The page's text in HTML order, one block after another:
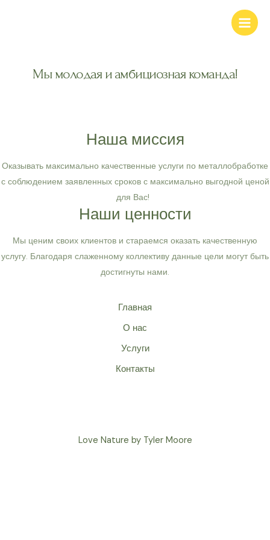
Main
Мы молодая и амбициозная команда!
Наша миссия
Оказывать максимально качественные услуги по металлобработке
с соблюдением заявленных сроков с максимально выгодной ценой
для Вас!
Наши ценности
Мы ценим своих клиентов и стараемся оказать качественную
услугу. Благодаря слаженному коллективу данные цели могут быть
достигнуты нами.
Главная
О нас
Услуги
Контакты
Love Nature by Tyler Moore